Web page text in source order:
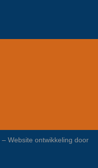
– Website ontwikkeling door